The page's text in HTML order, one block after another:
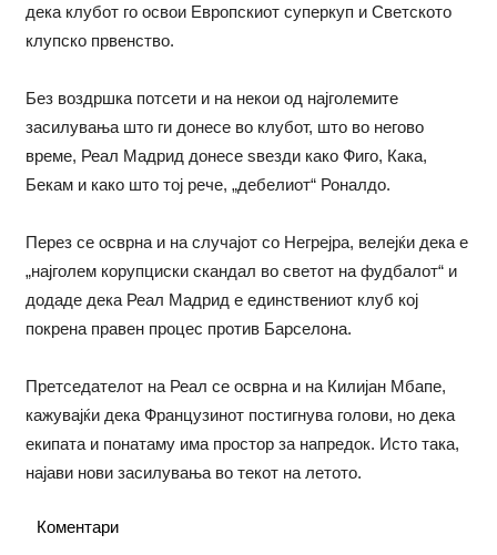
дека клубот го освои Европскиот суперкуп и Светското
клупско првенство.
Без воздршка потсети и на некои од најголемите
засилувања што ги донесе во клубот, што во негово
време, Реал Мадрид донесе ѕвезди како Фиго, Кака,
Бекам и како што тој рече, „дебелиот“ Роналдо.
Перез се осврна и на случајот со Негрејра, велејќи дека е
„најголем корупциски скандал во светот на фудбалот“ и
додаде дека Реал Мадрид е единствениот клуб кој
покрена правен процес против Барселона.
Претседателот на Реал се осврна и на Килијан Мбапе,
кажувајќи дека Французинот постигнува голови, но дека
екипата и понатаму има простор за напредок. Исто така,
најави нови засилувања во текот на летото.
Коментари